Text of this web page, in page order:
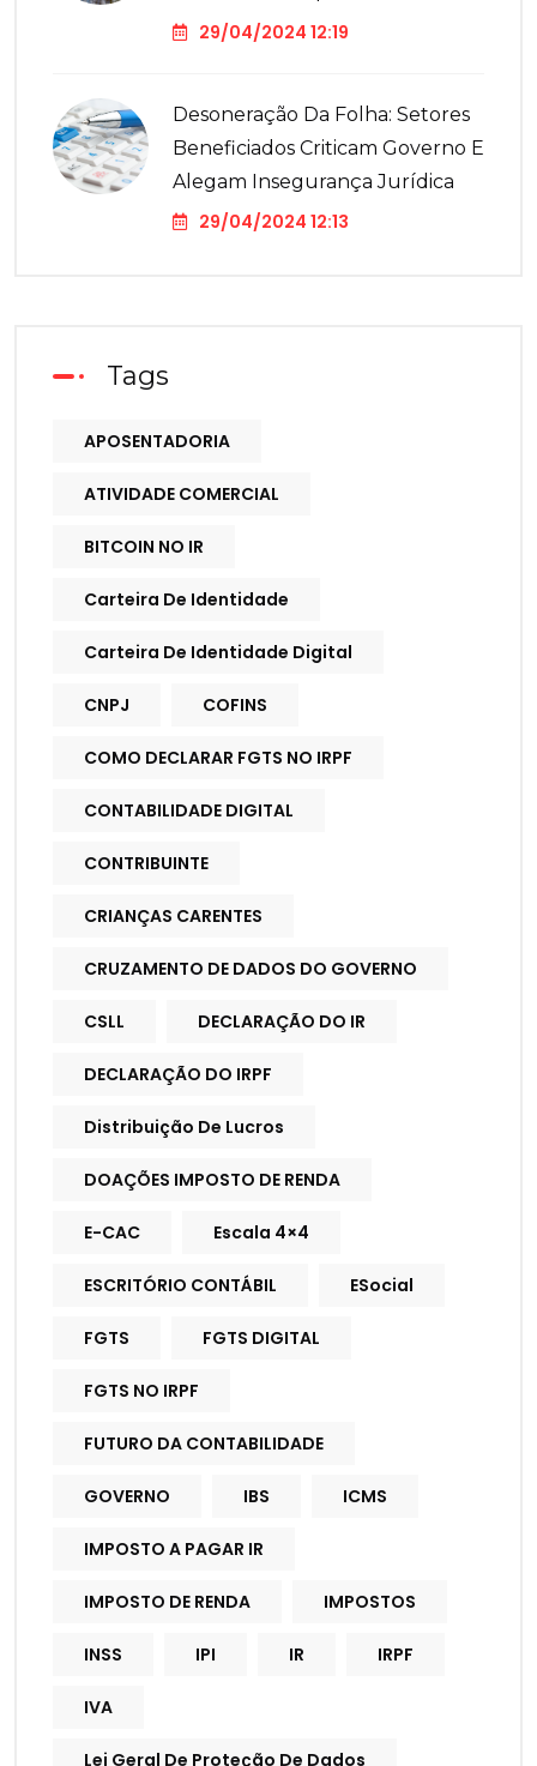
29/04/2024 12:19
Desoneração Da Folha: Setores
Beneficiados Criticam Governo E
Alegam Insegurança Jurídica
29/04/2024 12:13
Tags
APOSENTADORIA
ATIVIDADE COMERCIAL
BITCOIN NO IR
Carteira De Identidade
Carteira De Identidade Digital
CNPJ COFINS
COMO DECLARAR FGTS NO IRPF
CONTABILIDADE DIGITAL
CONTRIBUINTE
CRIANÇAS CARENTES
CRUZAMENTO DE DADOS DO GOVERNO
CSLL DECLARAÇÃO DO IR
DECLARAÇÃO DO IRPF
Distribuição De Lucros
DOAÇÕES IMPOSTO DE RENDA
E-CAC Escala 4×4
ESCRITÓRIO CONTÁBIL ESocial
FGTS FGTS DIGITAL
FGTS NO IRPF
FUTURO DA CONTABILIDADE
GOVERNO IBS ICMS
IMPOSTO A PAGAR IR
IMPOSTO DE RENDA IMPOSTOS
INSS IPI IR IRPF
IVA
Lei Geral De Proteção De Dados